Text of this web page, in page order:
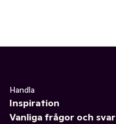
Handla
Inspiration
Vanliga frågor och svar